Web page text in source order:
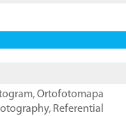
,Ortofotomapa
, Referential